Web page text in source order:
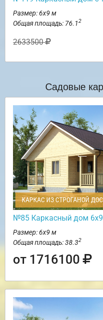
Размер: 6х9 м
Общая площадь: 76.12
2633500
Садовые
КАРКАС ИЗ СТРОГАНОЙ
№85 Каркасный дом 6х9
Размер: 6х9 м
Общая площадь: 38.32
от 1716100